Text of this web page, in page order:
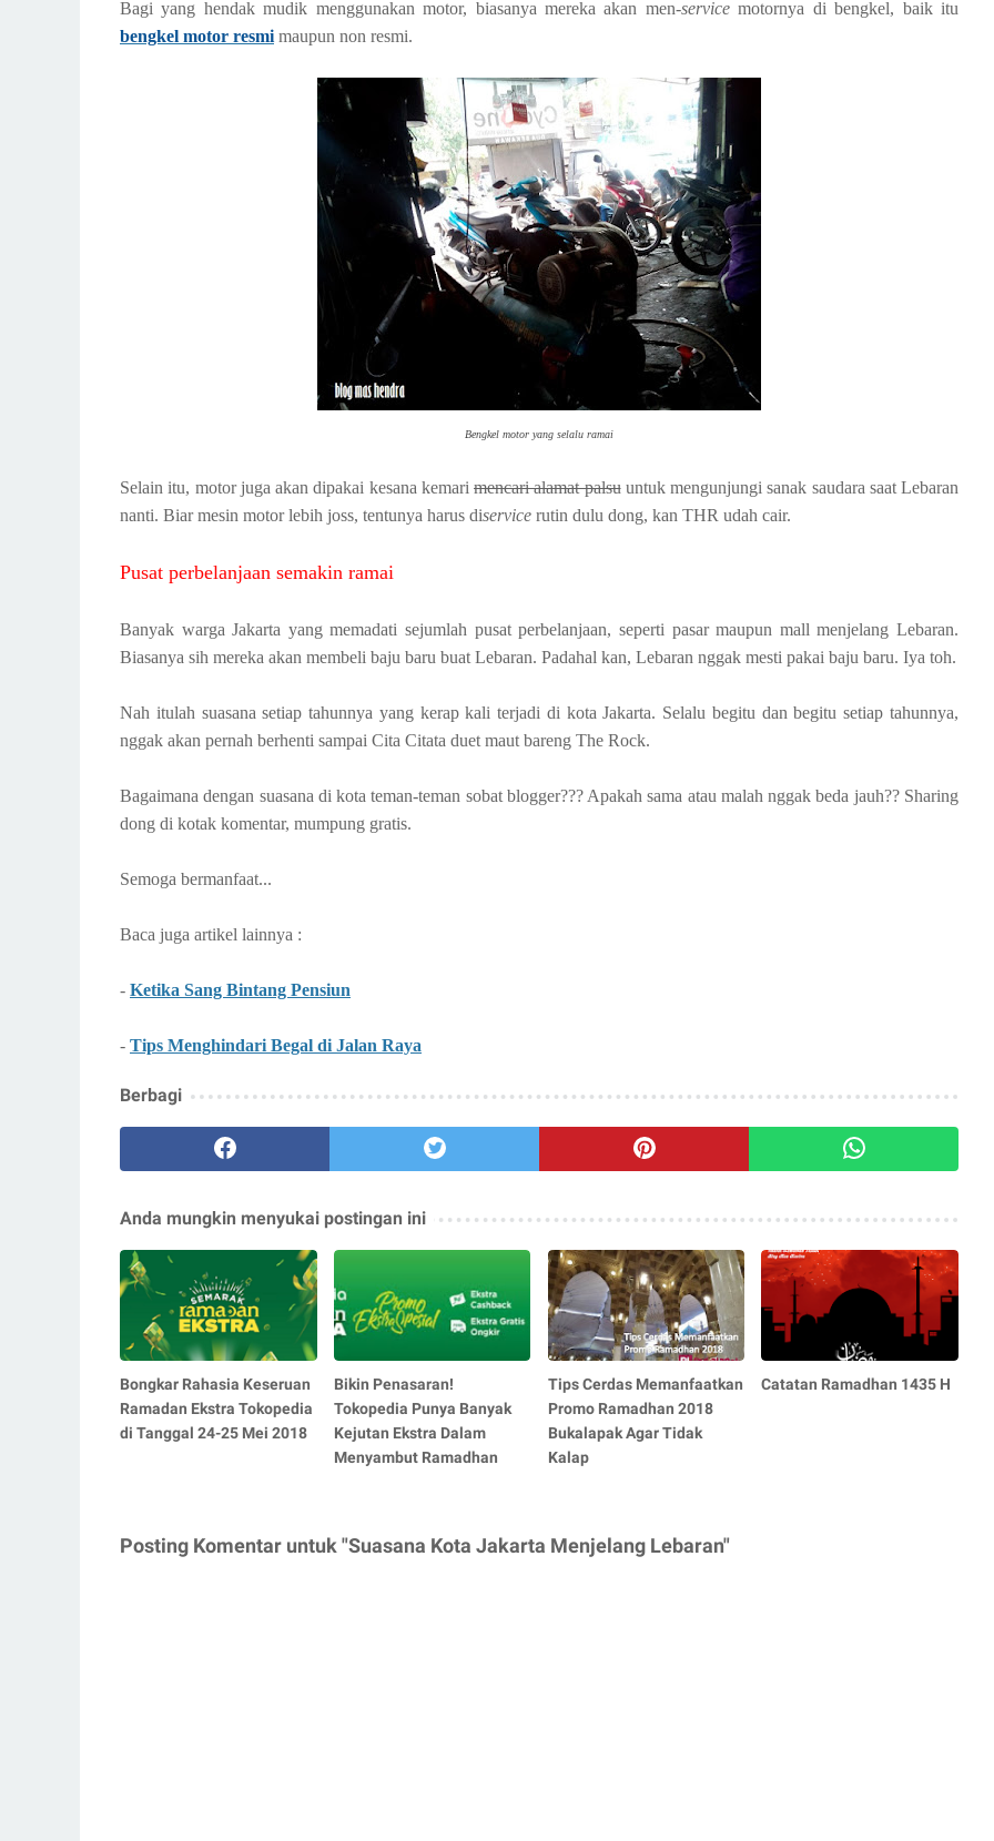
Bagi yang hendak mudik menggunakan motor, biasanya mereka akan men-servicemotornya di bengkel, baik itu
bengkel motor resmi maupun non resmi.
Bengkel motor yang selalu ramai
Selain itu, motor juga akan dipakai kesana kemari mencari alamat palsuuntuk mengunjungi sanak saudara saat Lebaran
nanti. Biar mesin motor lebih joss, tentunya harus diservice rutin dulu dong, kan THR udah cair.
Pusat perbelanjaan semakin ramai
Banyak warga Jakarta yang memadati sejumlah pusat perbelanjaan, seperti pasar maupun mall menjelang Lebaran.
Biasanya sih mereka akan membeli baju baru buat Lebaran. Padahal kan, Lebaran nggak mesti pakai baju baru. Iya toh.
Nah itulah suasana setiap tahunnya yang kerap kali terjadi di kota Jakarta. Selalu begitu dan begitu setiap tahunnya,
nggak akan pernah berhenti sampai Cita Citata duet maut bareng The Rock.
Bagaimana dengan suasana di kota teman-teman sobat blogger??? Apakah sama atau malah nggak beda jauh?? Sharing
dong di kotak komentar, mumpung gratis.
Semoga bermanfaat...
Baca juga artikel lainnya :
- Ketika Sang Bintang Pensiun
- Tips Menghindari Begal di Jalan Raya
Berbagi
Anda mungkin menyukai postingan ini
Bongkar Rahasia Keseruan
Ramadan Ekstra Tokopedia
di Tanggal 24-25 Mei 2018
Bikin Penasaran!
Tokopedia Punya Banyak
Kejutan Ekstra Dalam
Menyambut Ramadhan
Tips Cerdas Memanfaatkan
Promo Ramadhan 2018
Bukalapak Agar Tidak
Kalap
Catatan Ramadhan 1435 H
Posting Komentar untuk "Suasana Kota Jakarta Menjelang Lebaran"